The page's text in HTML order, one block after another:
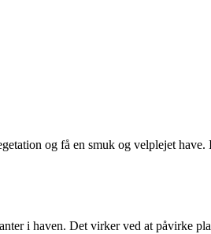
og få en smuk og velplejet
i haven. Det virker ved at påvirke